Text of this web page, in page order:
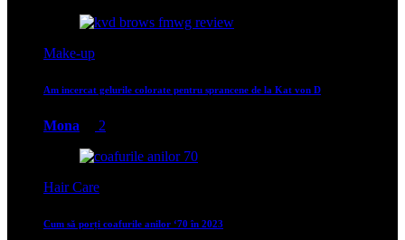
Make-up
Am incercat gelurile colorate pentru sprancene de la Kat von D
Mona 2
Hair Care
Cum să porți coafurile anilor ‘70 în 2023